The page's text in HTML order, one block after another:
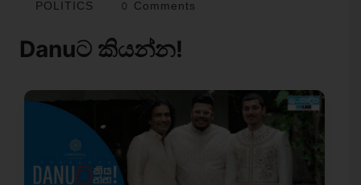
POLITICS 0 Comments